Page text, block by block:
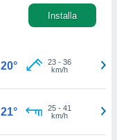
Installa
20° 23- 36
km/h
21° 25- 41
km/h